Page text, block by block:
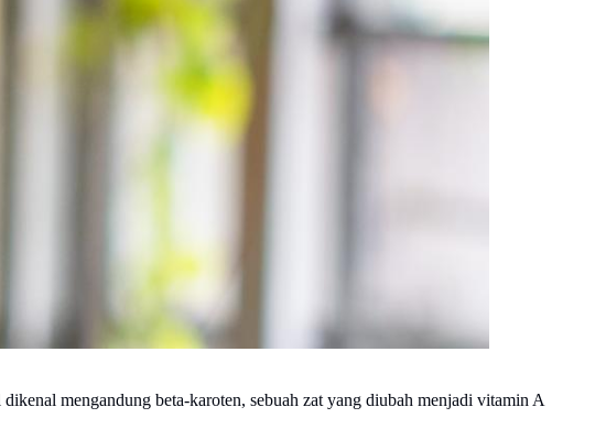
dikenal mengandung beta-karoten, sebuah zat yang diubah menjadi vitamin A